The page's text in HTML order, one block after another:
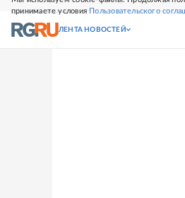
принимаете условия Пользовательского
СВЕЖИЙ НОМЕР
ЛЕНТА НОВОСТЕЙ